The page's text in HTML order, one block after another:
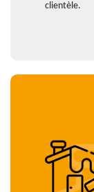
clientèle.